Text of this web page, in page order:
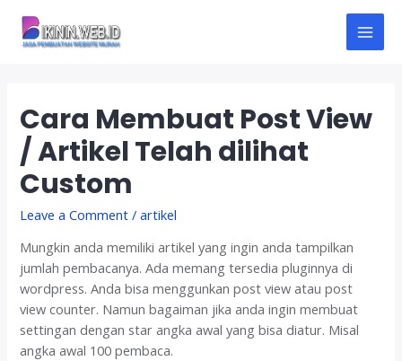
content
M
I
Cara Membuat Post View
/ Artikel Telah dilihat
Custom
Leave a Comment /artikel
Mungkin anda memiliki artikel yang ingin anda tampilkan
jumlah pembacanya. Ada memang tersedia pluginnya di
wordpress. Anda bisa menggunkan post view atau post
view counter. Namun bagaiman jika anda ingin membuat
settingan dengan star angka awal yang bisa diatur. Misal
angka awal 100 pembaca.